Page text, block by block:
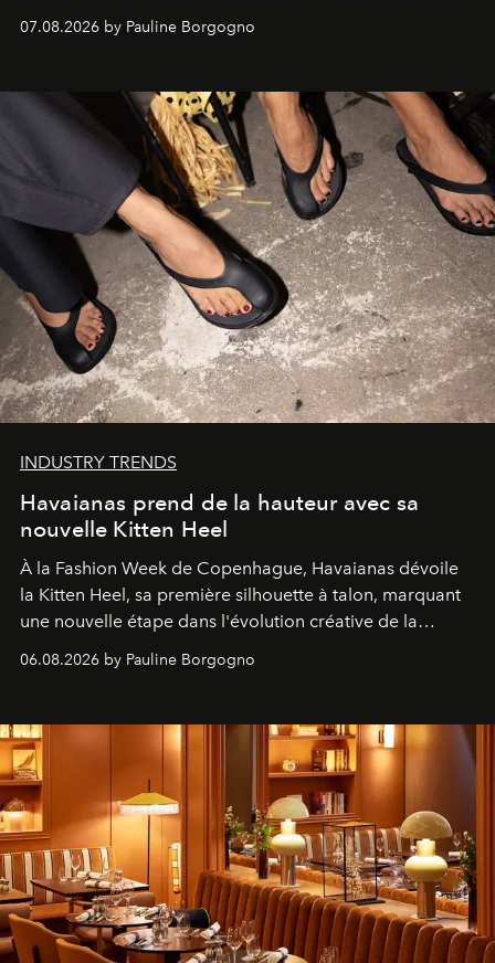
07.08.2026 by Pauline Borgogno
INDUSTRY TRENDS
Havaianas prend de la hauteur avec sa
nouvelle Kitten Heel
À la Fashion Week de Copenhague, Havaianas dévoile
la Kitten Heel, sa première silhouette à talon, marquant
une nouvelle étape dans l'évolution créative de la
06.08.2026 by Pauline Borgogno